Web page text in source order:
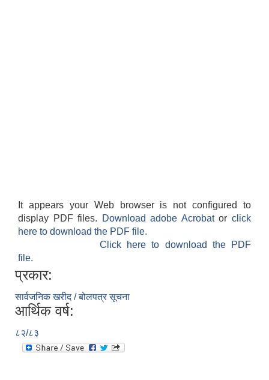
It appears your Web browser is not configured to
display PDF files.
Download adobe Acrobatorclick
here to download the PDF file.
Click here to download the PDF
file.
प्रकार:
सार्वजनिक खरीद / बोलपत्र सूचना
आर्थिक वर्ष:
८२/८३